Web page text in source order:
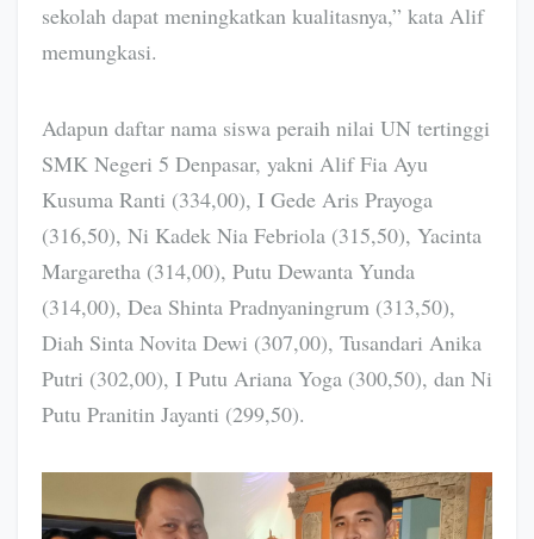
sekolah dapat meningkatkan kualitasnya,” kata Alif
memungkasi.
Adapun daftar nama siswa peraih nilai UN tertinggi
SMK Negeri 5 Denpasar, yakni Alif Fia Ayu
Kusuma Ranti (334,00), I Gede Aris Prayoga
(316,50), Ni Kadek Nia Febriola (315,50), Yacinta
Margaretha (314,00), Putu Dewanta Yunda
(314,00), Dea Shinta Pradnyaningrum (313,50),
Diah Sinta Novita Dewi (307,00), Tusandari Anika
Putri (302,00), I Putu Ariana Yoga (300,50), dan Ni
Putu Pranitin Jayanti (299,50).